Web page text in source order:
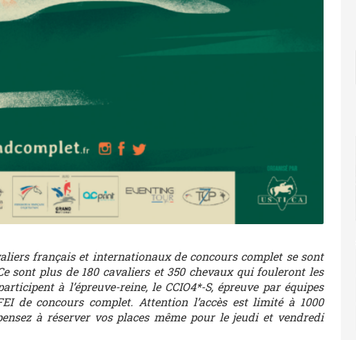
français et internationaux de concours complet se sont
sont plus de 180 cavaliers et 350 chevaux qui fouleront les
à l’épreuve-reine, le CCIO4*-S, épreuve par équipes
de concours complet. Attention l’accès est limité à 1000
à réserver vos places même pour le jeudi et vendredi